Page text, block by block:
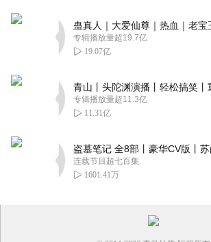
专辑播放量超19.7亿
19.07亿
专辑播放量超11.3亿
11.31亿
连载节目超七百集
1601.41万